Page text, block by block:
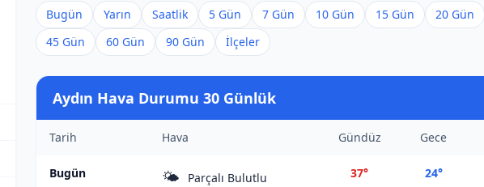
Bugün Yarın Saatlik 5 Gün 7 Gün 10 Gün 15 Gün 20 Gün
45 Gün
60 Gün 90 Gün İlçeler
Aydın Hava Durumu 30 Günlük
Tarih Hava Gündüz Gece
Bugün 🌤️ Parçalı Bulutlu 37° 24°